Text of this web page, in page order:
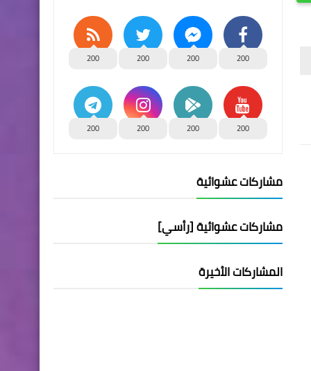
200
200
200
200
200
200
200
200
مشاركات عشوائية
مشاركات عشوائية [رأسي]
المشاركات الأخيرة